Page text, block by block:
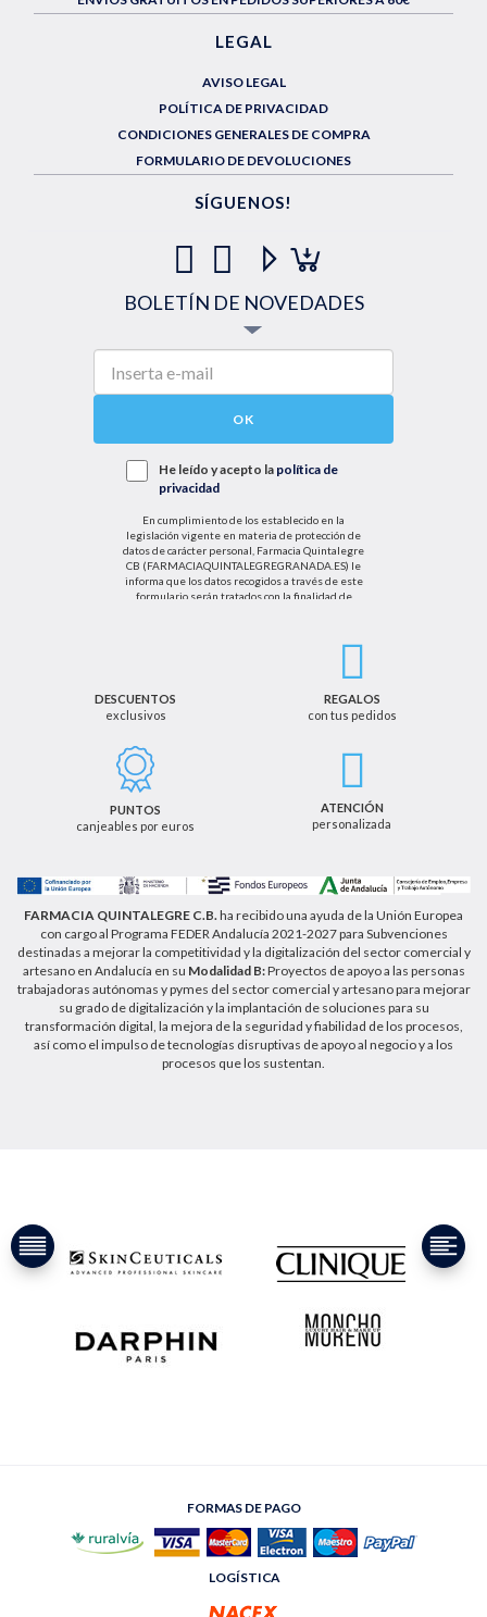
LEGAL
AVISO LEGAL
POLÍTICA DE PRIVACIDAD
CONDICIONES GENERALES DE COMPRA
FORMULARIO DE DEVOLUCIONES
SÍGUENOS!
BOLETÍN DE NOVEDADES
OK
He leído y acepto la política de
privacidad
En cumplimiento de los establecido en la
legislación vigente en materia de protección de
datos de carácter personal, Farmacia Quintalegre
CB (FARMACIAQUINTALEGREGRANADA.ES) le
informa que los datos recogidos a través de este
formulario serán tratados con la finalidad de
el tratamiento de sus datos personales se basará
cancelación u oposición, así como los derechos
adicionales que le asisten a través de la dirección
de email info@farmaciaquintalegregranada.es, así
como a través de los medios detallados en la
información adicional sobre nuestra política de
privacidad que puede consultar en la dirección web
DESCUENTOS
exclusivos
REGALOS
con tus pedidos
PUNTOS
canjeables por euros
ATENCIÓN
personalizada
FARMACIA QUINTALEGRE C.B. ha recibido una ayuda de la Unión Europea
con cargo al Programa FEDER Andalucía 2021-2027 para Subvenciones
destinadas a mejorar la competitividad y la digitalización del sector comercial y
artesano en Andalucía en su Modalidad B:Proyectos de apoyo a las personas
trabajadoras autónomas y pymes del sector comercial y artesano para mejorar
su grado de digitalización y la implantación de soluciones para su
transformación digital, la mejora de la seguridad y fiabilidad de los procesos,
así como el impulso de tecnologías disruptivas de apoyo al negocio y a los
procesos que los sustentan.
FORMAS DE PAGO
LOGÍSTICA